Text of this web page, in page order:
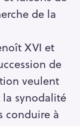
de la
XVI et
de
veulent
synodalité
conduire à